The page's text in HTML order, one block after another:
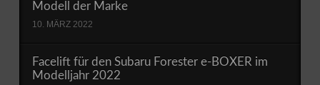
Modell der Marke
10. MÄRZ 2022
Facelift für den Subaru Forester e-BOXER im
Modelljahr 2022